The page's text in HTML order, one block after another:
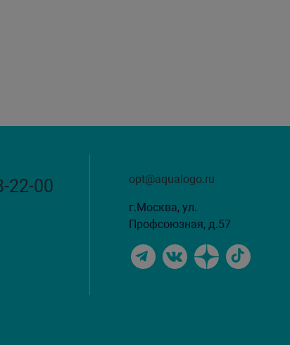
22-00 opt@aqualogo.ru
г.Москва, ул.
Профсоюзная, д.57